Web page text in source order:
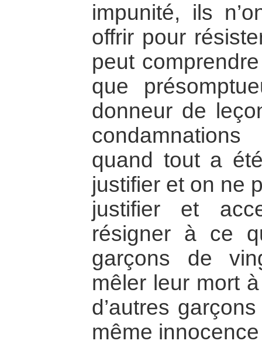
impunité, ils
offrir pour
peut
que
donneur de
quand tout a
justifier et on ne
justifier et
résigner à ce
garçons de
mêler leur mort
d’autres
même